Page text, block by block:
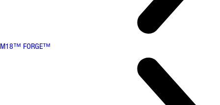
M18™ FORGE™